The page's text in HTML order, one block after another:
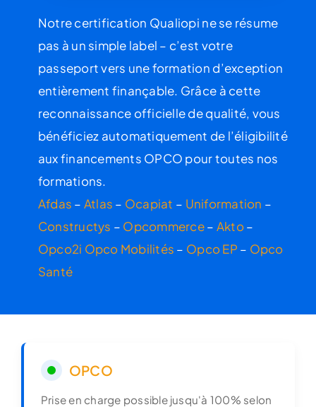
Notre certification Qualiopi ne se résume
pas à un simple label – c’est votre
passeport vers une formation d’exception
entièrement finançable. Grâce à cette
reconnaissance officielle de qualité, vous
bénéficiez automatiquement de l’éligibilité
aux financements OPCO pour toutes nos
formations.
Afdas – Atlas – Ocapiat – Uniformation –
Constructys – Opcommerce– Akto–
Opco2i Opco Mobilités – Opco EP – Opco
Santé
OPCO
Prise en charge possible jusqu'à 100% selon